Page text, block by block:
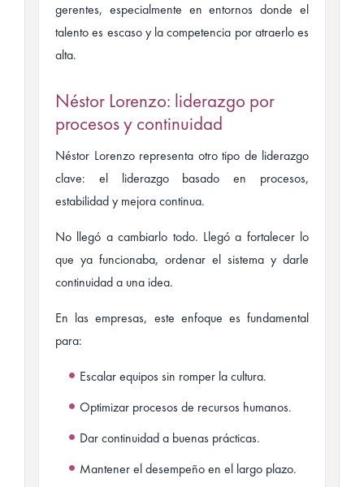
gerentes, especialmente en entornos donde el
talento es escaso y la competencia por atraerlo es
alta.
Néstor Lorenzo: liderazgo por
procesos y continuidad
Néstor Lorenzo representa otro tipo de liderazgo
clave: el liderazgo basado en procesos,
estabilidad y mejora continua.
No llegó a cambiarlo todo. Llegó a fortalecer lo
que ya funcionaba, ordenar el sistema y darle
continuidad a una idea.
En las empresas, este enfoque es fundamental
para:
Escalar equipos sin romper la cultura.
Optimizar procesos de recursos humanos.
Dar continuidad a buenas prácticas.
Mantener el desempeño en el largo plazo.